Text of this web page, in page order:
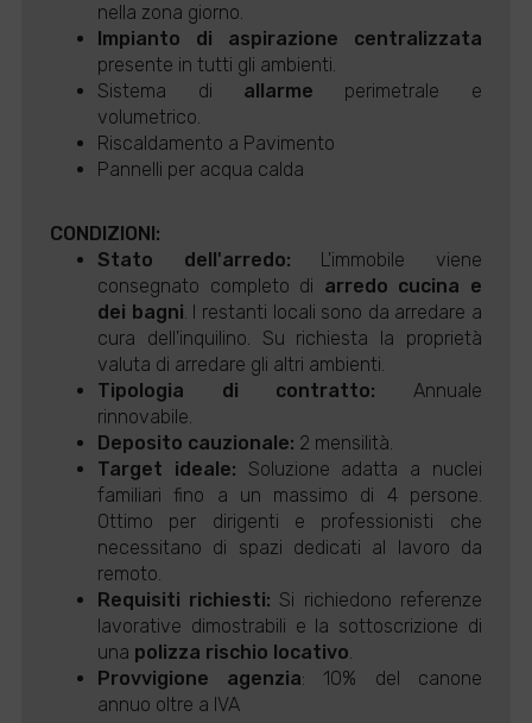
nella zona giorno.
Impianto di aspirazione centralizzata
presente in tutti gli ambienti.
Sistema di allarme perimetrale e
volumetrico.
Riscaldamento a Pavimento
Pannelli per acqua calda
CONDIZIONI:
Stato dell'arredo: L'immobile viene
consegnato completo di arredo cucina e
dei bagni. I restanti locali sono da arredare a
cura dell'inquilino. Su richiesta la proprietà
valuta di arredare gli altri ambienti.
Tipologia di contratto: Annuale
rinnovabile.
Deposito cauzionale: 2 mensilità.
Target ideale: Soluzione adatta a nuclei
familiari fino a un massimo di 4 persone.
Ottimo per dirigenti e professionisti che
necessitano di spazi dedicati al lavoro da
remoto.
Requisiti richiesti: Si richiedono referenze
lavorative dimostrabili e la sottoscrizione di
una polizza rischio locativo.
Provvigione agenzia: 10% del canone
annuo oltre a IVA